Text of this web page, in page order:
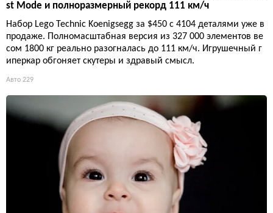
st Mode и полноразмерный рекорд 111 км/ч
Набор Lego Technic Koenigsegg за $450 с 4104 деталями уже в
продаже. Полномасштабная версия из 327 000 элементов ве
сом 1800 кг реально разогналась до 111 км/ч. Игрушечный г
иперкар обгоняет скутеры и здравый смысл.
Авто 229